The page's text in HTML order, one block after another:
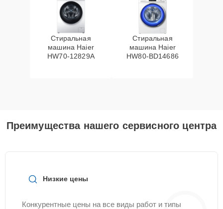
Стиральная
машина Haier
HW70-12829A
Стиральная
машина Haier
HW80-BD14686
Преимущества нашего сервисного центра
Низкие цены
Конкурентные цены на все виды работ и типы